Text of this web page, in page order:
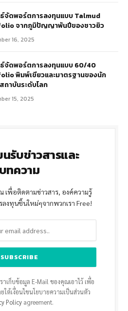
จัดพอร์ตการลงทุนแบบ Talmud
จากภูมิปัญญาพันปีของชาวยิว
16, 2025
จัดพอร์ตการลงทุนแบบ 60/40
พิมพ์เขียวและมาตรฐานของนัก
ถาบันระดับโลก
15, 2025
รับข่าวสารและ
บทความ
เพื่อติดตามข่าวสาร, องค์ความรู้
ลงทุนชิ้นใหม่ๆจากพวกเรา Free!
เก็บข้อมูล E-Mail ของคุณเอาไว้ เพื่อ
ใต้เงื่อนไขนโยบายความเป็นส่วนตัว
Policyagreement.